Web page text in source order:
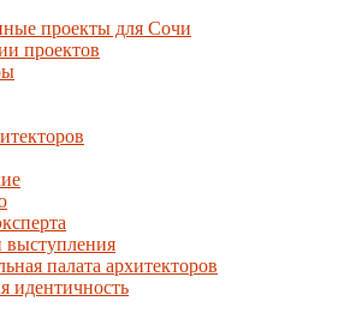
проекты для Сочи
проектов
палата архитекторов
идентичность